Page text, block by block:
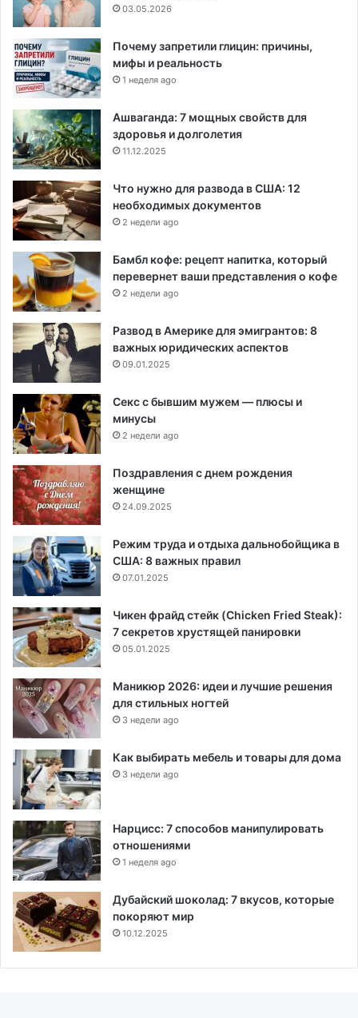
03.05.2026
Почему запретили глицин: причины,
мифы и реальность
1 неделя ago
Ашваганда: 7 мощных свойств для
здоровья и долголетия
11.12.2025
Что нужно для развода в США: 12
необходимых документов
2 недели ago
Бамбл кофе: рецепт напитка, который
перевернет ваши представления о кофе
2 недели ago
Развод в Америке для эмигрантов: 8
важных юридических аспектов
09.01.2025
Секс с бывшим мужем — плюсы и
минусы
2 недели ago
Поздравления с днем рождения
женщине
24.09.2025
Режим труда и отдыха дальнобойщика в
США: 8 важных правил
07.01.2025
Чикен фрайд стейк (Chicken Fried Steak):
7 секретов хрустящей панировки
05.01.2025
Маникюр 2026: идеи и лучшие решения
для стильных ногтей
3 недели ago
Как выбирать мебель и товары для дома
3 недели ago
Нарцисс: 7 способов манипулировать
отношениями
1 неделя ago
Дубайский шоколад: 7 вкусов, которые
покоряют мир
10.12.2025